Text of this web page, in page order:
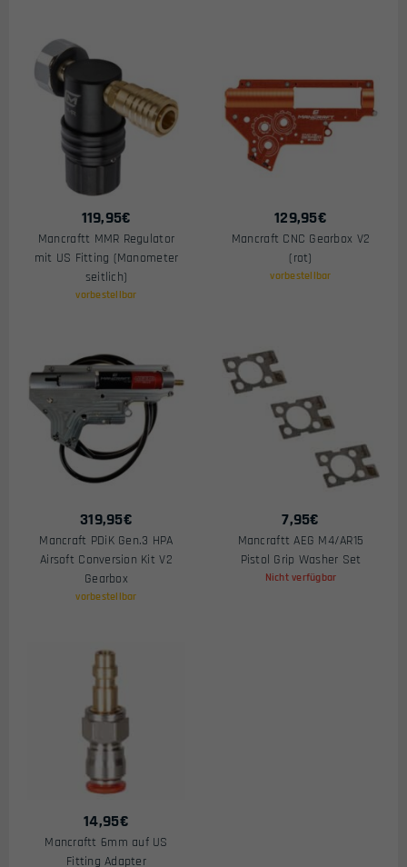
119,95€
Mancraftt MMR Regulator
mit US Fitting (Manometer
seitlich)
vorbestellbar
129,95€
Mancraft CNC Gearbox V2
(rot)
vorbestellbar
319,95€
Mancraft PDiK Gen.3 HPA
Airsoft Conversion Kit V2
Gearbox
vorbestellbar
7,95€
Mancraftt AEG M4/AR15
Pistol Grip Washer Set
Nicht verfügbar
14,95€
Mancraftt 6mm auf US
Fitting Adapter